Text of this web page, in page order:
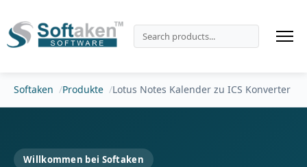
Softaken Produkte Lotus Notes Kalender zu ICS Konverter
Willkommen bei Softaken